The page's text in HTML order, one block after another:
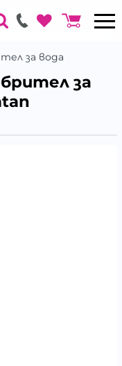
за вода
за